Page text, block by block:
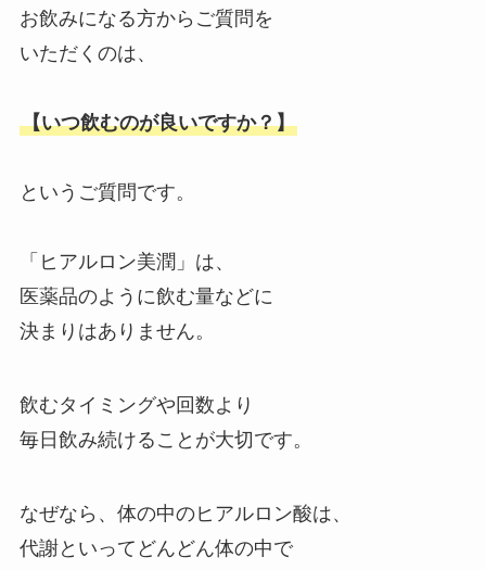
お飲みになる方からご質問を
いただくのは、
【いつ飲むのが良いですか？】
というご質問です。
「ヒアルロン美潤」は、
医薬品のように飲む量などに
決まりはありません。
飲むタイミングや回数より
毎日飲み続けることが大切です。
なぜなら、体の中のヒアルロン酸は、
代謝といってどんどん体の中で